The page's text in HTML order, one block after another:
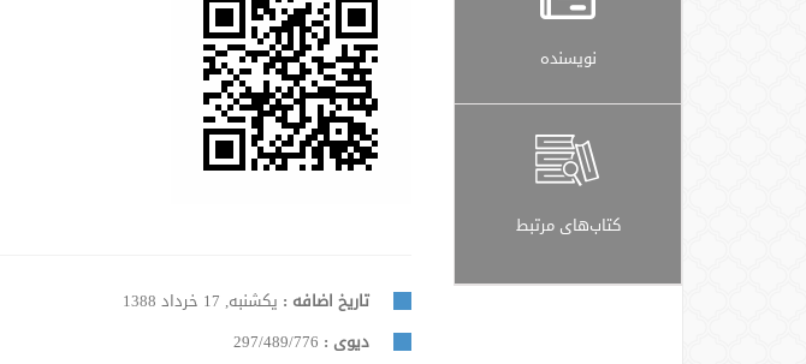
نویسنده
کتاب‌های مرتبط
تاریخ اضافه : یکشنبه, 17 خرداد 1388
دیوی : 297/489/776